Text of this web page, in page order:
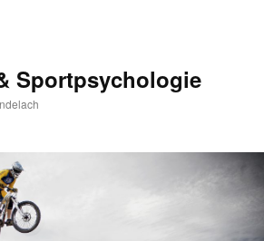
Sportpsychologie